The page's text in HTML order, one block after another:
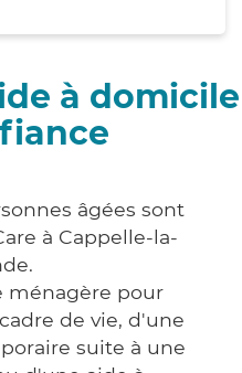
à domicile
âgées sont
à Cappelle-la-
ménagère pour
de vie, d'une
suite à une